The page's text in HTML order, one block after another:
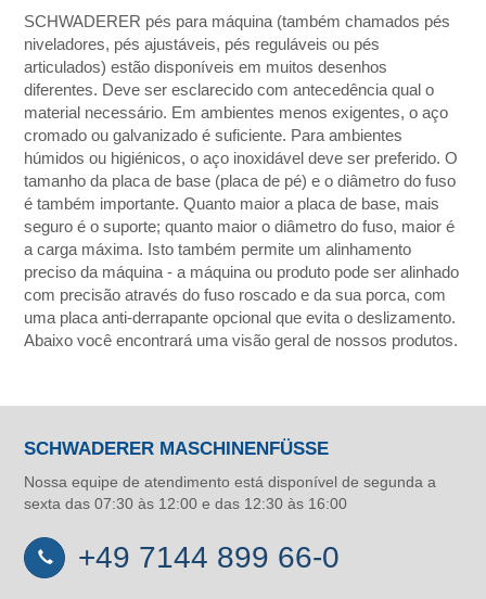
SCHWADERER pés para máquina (também chamados pés
niveladores, pés ajustáveis, pés reguláveis ou pés
articulados) estão disponíveis em muitos desenhos
diferentes. Deve ser esclarecido com antecedência qual o
material necessário. Em ambientes menos exigentes, o aço
cromado ou galvanizado é suficiente. Para ambientes
húmidos ou higiénicos, o aço inoxidável deve ser preferido. O
tamanho da placa de base (placa de pé) e o diâmetro do fuso
é também importante. Quanto maior a placa de base, mais
seguro é o suporte; quanto maior o diâmetro do fuso, maior é
a carga máxima. Isto também permite um alinhamento
preciso da máquina - a máquina ou produto pode ser alinhado
com precisão através do fuso roscado e da sua porca, com
uma placa anti-derrapante opcional que evita o deslizamento.
Abaixo você encontrará uma visão geral de nossos produtos.
SCHWADERER MASCHINENFÜSSE
Nossa equipe de atendimento está disponível de segunda a
sexta das 07:30 às 12:00 e das 12:30 às 16:00
+49 7144 899 66-0